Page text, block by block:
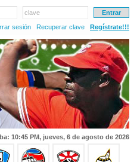
clave
sesión
Recuperar clave Regístrate!!!
10:45 PM, jueves, 6 de agosto de 2026